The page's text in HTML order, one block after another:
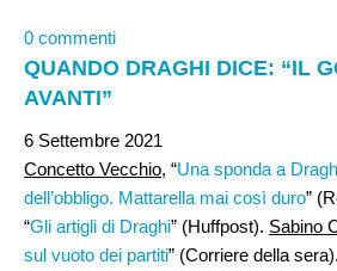
0 commenti
QUANDO DRAGHI DICE: “IL
AVANTI”
6 Settembre 2021
Concetto Vecchio, “Una sponda a
dell’obbligo. Mattarella mai così duro”
“Gli artigli di Draghi” (Huffpost). Sabino
sul vuoto dei partiti” (Corriere della sera).